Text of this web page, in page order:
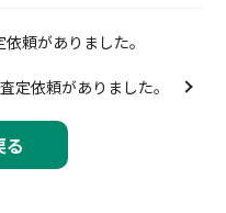
頼がありました。
る
依頼がありました。